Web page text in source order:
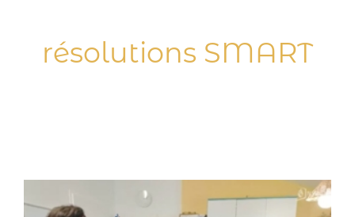
résolutions SMART